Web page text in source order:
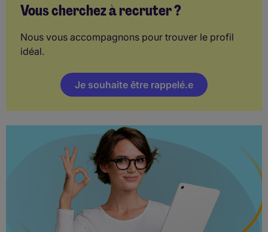
Vous cherchez à recruter ?
Nous vous accompagnons pour trouver le profil
idéal.
Je souhaite être rappelé.e